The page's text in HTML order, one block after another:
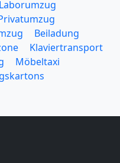
Laborumzug
Beiladung
Klaviertransport
Möbeltaxi